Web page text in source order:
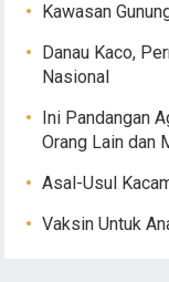
Kawasan
Danau Kaco,
Nasional
Ini Pandangan
Orang Lain dan
Asal-Usul
Vaksin Untuk